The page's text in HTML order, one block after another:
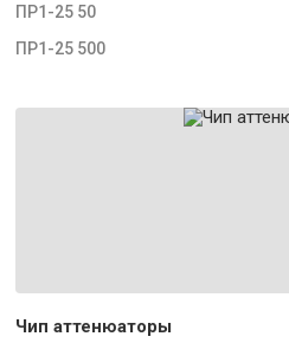
ПР1-25 50
ПР1-25 500
Чип аттенюаторы